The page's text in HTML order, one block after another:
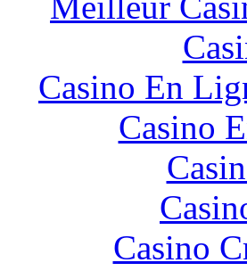
Casino En
Casino
Casino